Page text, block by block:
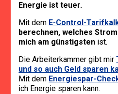
Energie ist teuer.
Mit dem E-Control-
berechnen, welches
mich am günstigsten ist.
Die Arbeiterkammer gibt mir
und so auch Geld sparen
Mit dem Energiespar-
ich Energie sparen kann.